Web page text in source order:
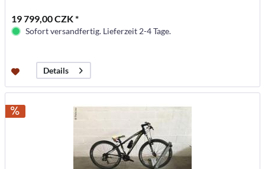
19 799,00 CZK *
Sofort versandfertig. Lieferzeit 2-4 Tage.
Details